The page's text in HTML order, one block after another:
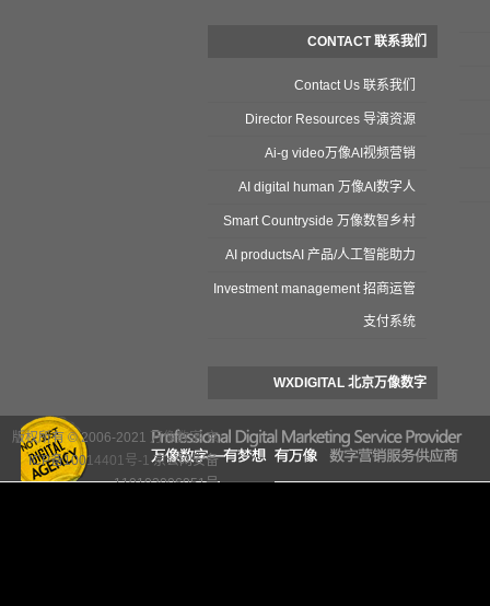
CONTACT 联系我们
Contact Us 联系我们
Director Resources 导演资源
Ai-g video万像AI视频营销
AI digital human 万像AI数字人
Smart Countryside 万像数智乡村
AI productsAI 产品/人工智能助力
Investment management 招商运管
支付系统
WXDIGITAL 北京万像数字
WXDIGITAL 北京万像数字
版权所有 © 2006-2021 万像数字 京
ICP备10014401号-1京公网安备
110102006051号